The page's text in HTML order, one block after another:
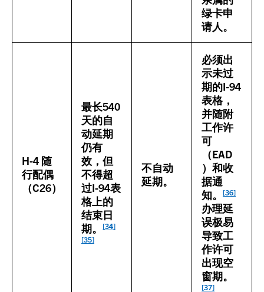
绿卡申
请人。
H-4 随
行配偶
（C26）
最长540
天的自
动延期
仍有
效，但
不得超
过I-94表
格上的
结束日
期。
[34]
[35]
不自动
延期。
必须出
示未过
期的I-94
表格，
并随附
工作许
可
（EAD
）和收
据通
知。
[36]
办理延
误极易
导致工
作许可
出现空
窗期。
[37]